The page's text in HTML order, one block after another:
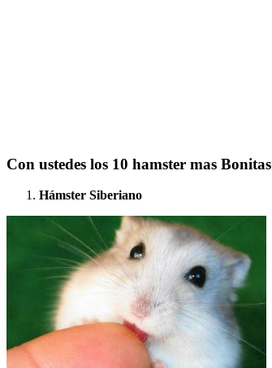
Con ustedes los 10 hamster mas Bonitas
Hámster Siberiano